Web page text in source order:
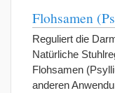
Flohsamen
Reguliert die
Natürliche
Flohsamen
anderen